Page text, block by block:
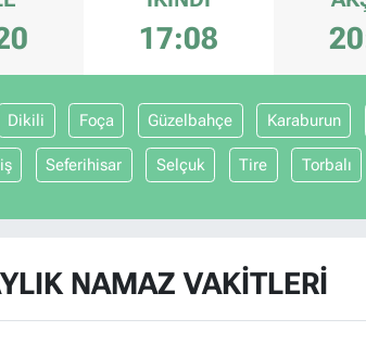
17:08
Dikili Foça Güzelbahçe Karaburun
Seferihisar Selçuk Tire Torbalı
NAMAZ VAKITLERI